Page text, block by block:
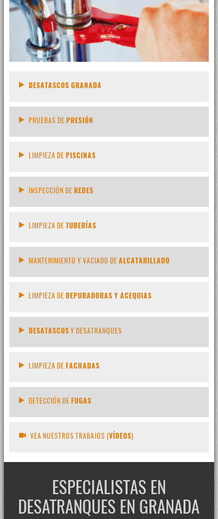
DESATASCOS GRANADA
PRUEBAS DEPRESIÓN
LIMPIEZA DEPISCINAS
INSPECCIÓN DEREDES
LIMPIEZA DETUBERÍAS
MANTENIMIENTO Y VACIADO DEALCATARILLADO
LIMPIEZA DEDEPURADORAS Y ACEQUIAS
DESATASCOSY DESATRANQUES
LIMPIEZA DEFACHADAS
DETECCIÓN DEFUGAS
VEA NUESTROS TRABAJOS (VÍDEOS)
ESPECIALISTAS EN
DESATRANQUES EN GRANADA